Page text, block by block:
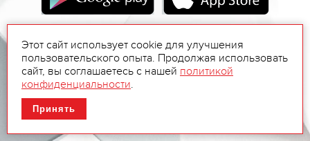
Этот сайт использует cookie для улучшения
пользовательского опыта. Продолжая использовать
сайт, вы соглашаетесь с нашей политикой
конфиденциальности.
Принять